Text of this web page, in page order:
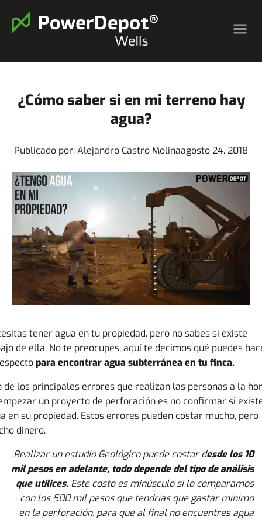
¿Cómo saber si en mi terreno hay
agua?
Publicado por:Alejandro Castro Molinaagosto 24, 2018
tener agua en tu propiedad, pero no sabes si existe
de ella. No te preocupes, aquí te decimos qué puedes
para encontrar agua subterránea en tu finca.
de los principales errores que realizan las personas a la
un proyecto de perforación es no confirmar si
en su propiedad. Estos errores pueden costar mucho, pero
dinero.
Realizar un estudio Geológico puede costar desde los 10
mil pesos en adelante, todo depende del tipo de análisis
que utilices. Este costo es minúsculo si lo comparamos
con los 500 mil pesos que tendrías que gastar mínimo
en la perforación, para que al final no encuentres agua